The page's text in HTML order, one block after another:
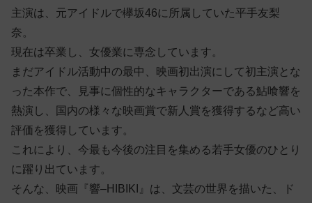
主演は、元アイドルで欅坂46に所属していた平手友梨
奈。
現在は卒業し、女優業に専念しています。
まだアイドル活動中の最中、映画初出演にして初主演とな
った本作で、見事に個性的なキャラクターである鮎喰響を
熱演し、国内の様々な映画賞で新人賞を獲得するなど高い
評価を獲得しています。
これにより、今最も今後の注目を集める若手女優のひとり
に躍り出ています。
そんな、映画『響–HIBIKI』は、文芸の世界を描いた、ド